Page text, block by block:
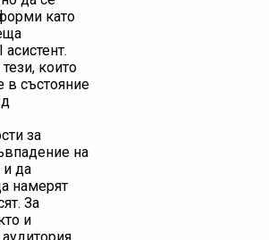
като
които
в състояние
за
на
и да
намерят
За
и